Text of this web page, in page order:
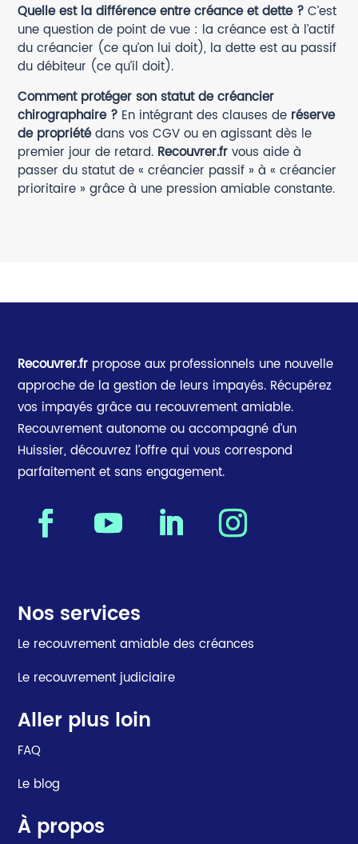
Quelle est la différence entre créance et dette ? C’est
une question de point de vue : la créance est à l’actif
du créancier (ce qu’on lui doit), la dette est au passif
du débiteur (ce qu’il doit).
Comment protéger son statut de créancier
chirographaire ? En intégrant des clauses de réserve
de propriétédans vos CGV ou en agissant dès le
premier jour de retard. Recouvrer.fr vous aide à
passer du statut de « créancier passif » à « créancier
prioritaire » grâce à une pression amiable constante.
Recouvrer.fr propose aux professionnels une nouvelle
approche de la gestion de leurs impayés. Récupérez
vos impayés grâce au recouvrement amiable.
Recouvrement autonome ou accompagné d’un
Huissier, découvrez l’offre qui vous correspond
parfaitement et sans engagement.
Nos services
Le recouvrement amiable des créances
Le recouvrement judiciaire
Aller plus loin
FAQ
Le blog
À propos